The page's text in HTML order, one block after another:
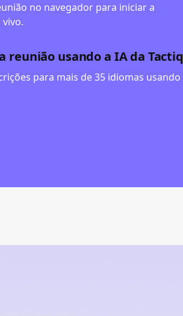
no navegador para iniciar a
reunião usando a IA da Tactiq
para mais de 35 idiomas usando